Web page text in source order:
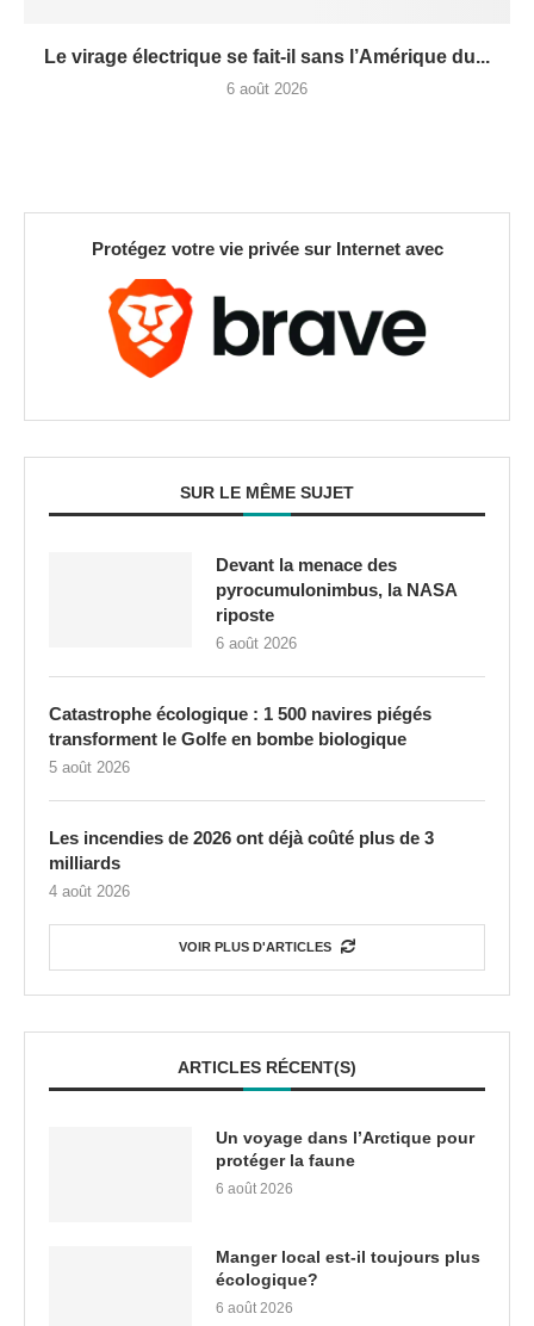
Le virage électrique se fait-il sans l’Amérique du...
6 août 2026
Protégez votre vie privée sur Internet avec
SUR LE MÊME SUJET
Devant la menace des
pyrocumulonimbus, la NASA
riposte
6 août 2026
Catastrophe écologique : 1 500 navires piégés
transforment le Golfe en bombe biologique
5 août 2026
Les incendies de 2026 ont déjà coûté plus de 3
milliards
4 août 2026
VOIR PLUS D'ARTICLES
ARTICLES RÉCENT(S)
Un voyage dans l’Arctique pour
protéger la faune
6 août 2026
Manger local est-il toujours plus
écologique?
6 août 2026